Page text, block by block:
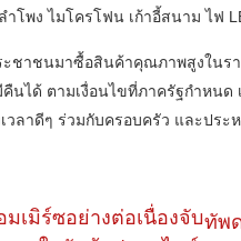
ำโพง ไมโครโฟน เก้าอี้สนาม ไฟ
ชาชนมาซื้อสินค้าคุณภาพสูงในร
ได้ ตามเงื่อนไขที่ภาครัฐกำหนด
ลาดีๆ ร่วมกับครอบครัว และปร
เมิร์ซอย่างต่อเนื่องจับทัพ